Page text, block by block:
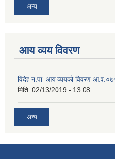
अन्य
आय व्यय विवरण
विदेह न.पा. आय व्ययको विवरण
मिति: 02/13/2019 - 13:08
अन्य